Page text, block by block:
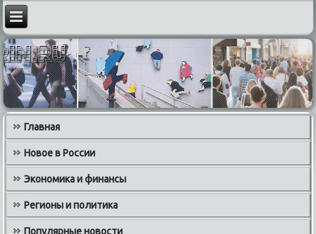
Главная
Новое в России
Экономика и финансы
Регионы и политика
Популярные новости